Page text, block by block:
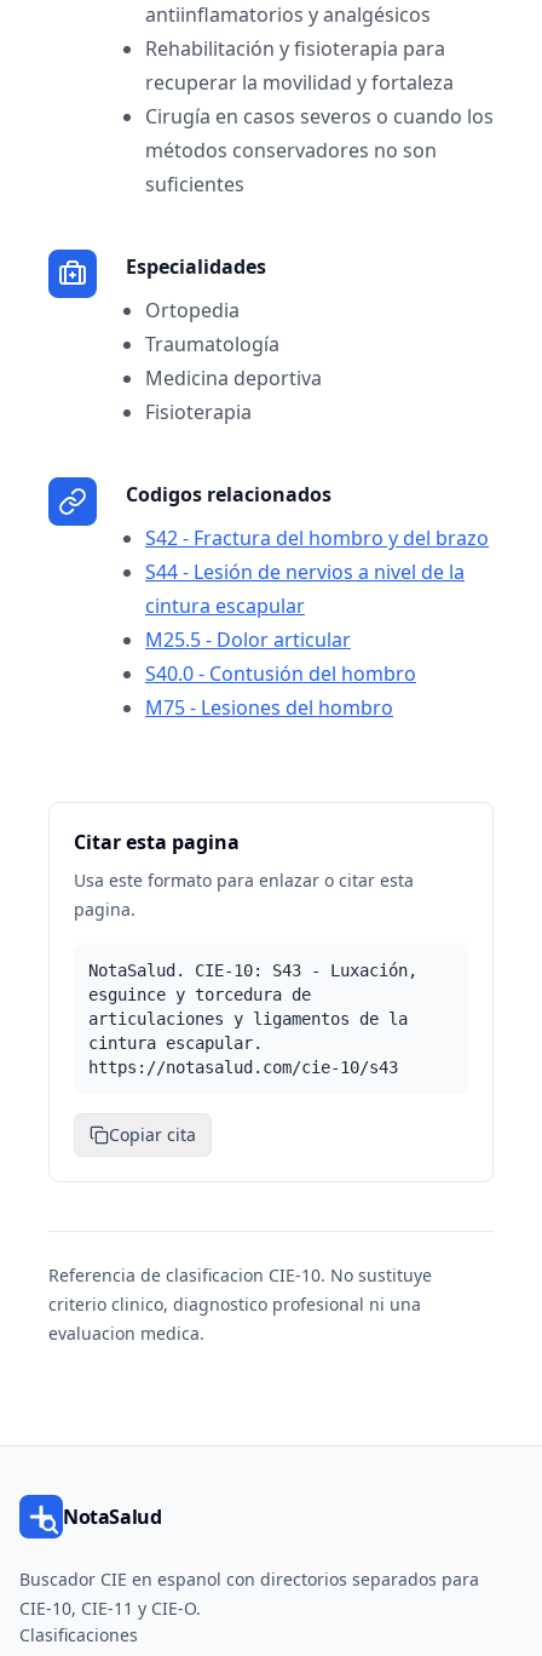
antiinflamatorios y analgésicos
Rehabilitación y fisioterapia para
recuperar la movilidad y fortaleza
Cirugía en casos severos o cuando los
métodos conservadores no son
suficientes
Especialidades
Ortopedia
Traumatología
Medicina deportiva
Fisioterapia
Codigos relacionados
S42 - Fractura del hombro y del brazo
S44 - Lesión de nervios a nivel de la
cintura escapular
M25.5 - Dolor articular
S40.0 - Contusión del hombro
M75 - Lesiones del hombro
Citar esta pagina
Usa este formato para enlazar o citar esta
pagina.
NotaSalud. CIE-10: S43 - Luxación,
esguince y torcedura de
articulaciones y ligamentos de la
cintura escapular.
https://notasalud.com/cie-10/s43
Copiar cita
Referencia de clasificacion CIE-10. No sustituye
criterio clinico, diagnostico profesional ni una
evaluacion medica.
NotaSalud
Buscador CIE en espanol con directorios separados para
CIE-10, CIE-11 y CIE-O.
Clasificaciones